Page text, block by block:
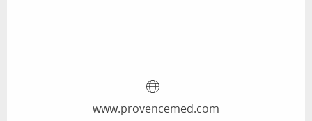
www.provencemed.com